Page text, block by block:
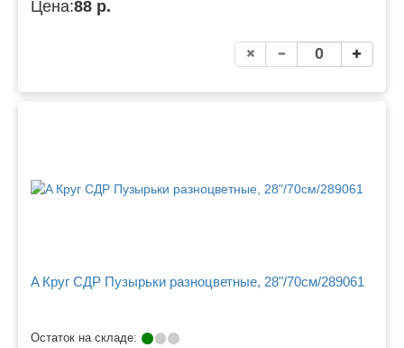
Цена:88 р.
A Круг СДР Пузырьки разноцветные, 28"/70см/289061
Остаток на складе: